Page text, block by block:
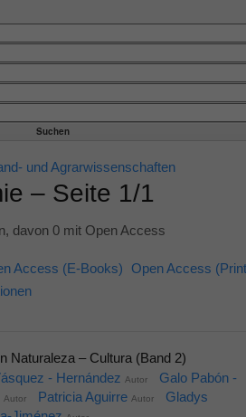
und Agrarwissenschaften
– Seite 1/1
davon 0 mit Open Access
Access (E-Books)
Open Access
Naturaleza – Cultura (Band 2)
- Hernández Autor
Galo Pabón -
Autor Patricia Aguirre Autor
Gladys